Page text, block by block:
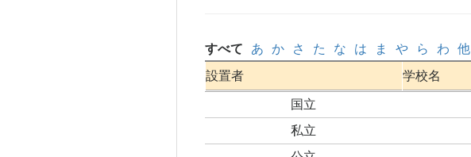
すべて あ か さ た な は ま や ら わ
他
設置者
学校名
国立
私立